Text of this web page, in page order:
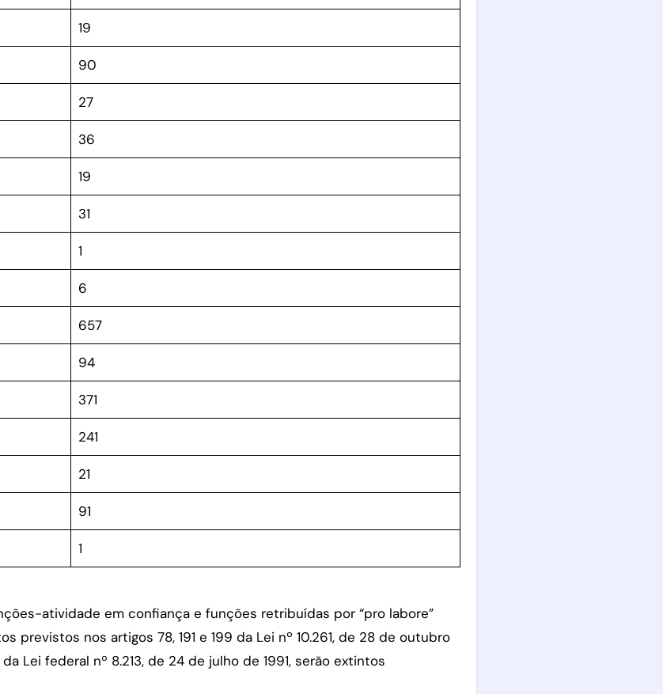
19
90
27
36
19
31
1
6
657
94
371
241
21
91
1
atividade em confiança e funções retribuídas por “pro labore”
nos artigos 78, 191 e 199 da Lei nº 10.261, de 28 de outubro
da Lei federal nº 8.213, de 24 de julho de 1991, serão extintos